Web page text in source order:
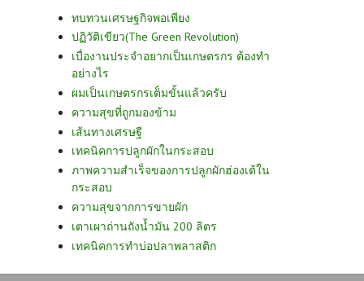
ทบทวนเศรษฐกิจพอเพียง
ปฏิวัติเขียว(The Green Revolution)
เบื่องานประจำอยากเป็นเกษตรกร ต้องทำ
อย่างไร
ผมเป็นเกษตรกรเต็มขั้นแล้วครับ
ความสุขที่ถูกมองข้าม
เส้นทางเศรษฐี
เทคนิคการปลูกผักในกระสอบ
ภาพความสำเร็จของการปลูกผักฮ่องเต้ใน
กระสอบ
ความสุขจากการขายผัก
เตาเผาถ่านถังน้ำมัน 200 ลิตร
เทคนิคการทำบ่อปลาพลาสติก